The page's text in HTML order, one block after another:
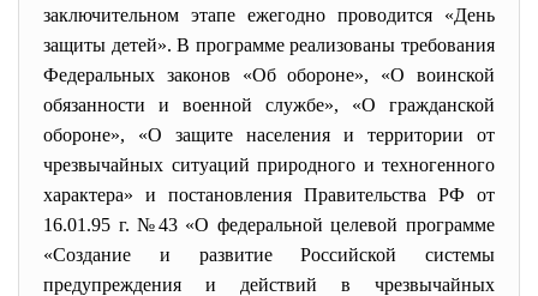
заключительном этапе ежегодно проводится «День
защиты детей». В программе реализованы требования
Федеральных законов «Об обороне», «О воинской
обязанности и военной службе», «О гражданской
обороне», «О защите населения и территории от
чрезвычайных ситуаций природного и техногенного
характера» и постановления Правительства РФ от
16.01.95 г. №43 «О федеральной целевой программе
«Создание и развитие Российской системы
предупреждения и действий в чрезвычайных